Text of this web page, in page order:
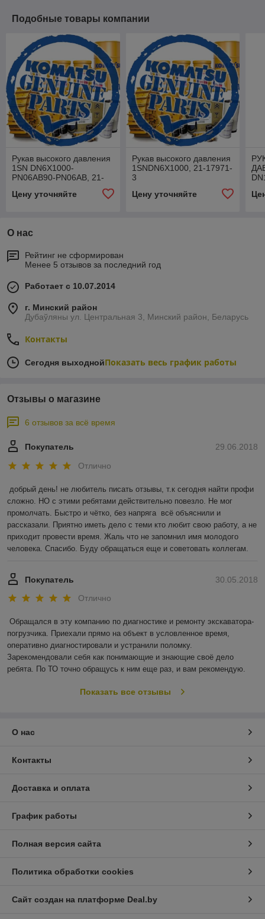
Подобные товары компании
Рукав высокого давления
1SN DN6X1000-
PN06AB90-PN06AB, 21-
Цену уточняйте
Рукав высокого давления
1SNDN6X1000, 21-17971-
3
Цену уточняйте
О нас
Рейтинг не сформирован
Менее 5 отзывов за последний год
Работает с 10.07.2014
г. Минский район
Дубаўляны ул. Центральная 3, Минский район, Беларусь
Контакты
Сегодня выходнойПоказать весь график работы
Отзывы о магазине
6 отзывов за всё время
29.06.2018
Покупатель
Отлично
добрый день! не любитель писать отзывы, т.к сегодня найти профи
сложно. НО с этими ребятами действительно повезло. Не мог
промолчать. Быстро и чётко, без напряга  всё объяснили и
рассказали. Приятно иметь дело с теми кто любит свою работу, а не
приходит провести время. Жаль что не запомнил имя молодого
человека. Спасибо. Буду обращаться еще и советовать коллегам.
30.05.2018
Покупатель
Отлично
Обращался в эту компанию по диагностике и ремонту экскаватора-
погрузчика. Приехали прямо на объект в условленное время,
оперативно диагностировали и устранили поломку.
Зарекомендовали себя как понимающие и знающие своё дело
ребята. По ТО точно обращусь к ним еще раз, и вам рекомендую.
Показать все отзывы
О нас
Контакты
Доставка и оплата
График работы
Полная версия сайта
Политика обработки cookies
Сайт создан на платформе Deal.by